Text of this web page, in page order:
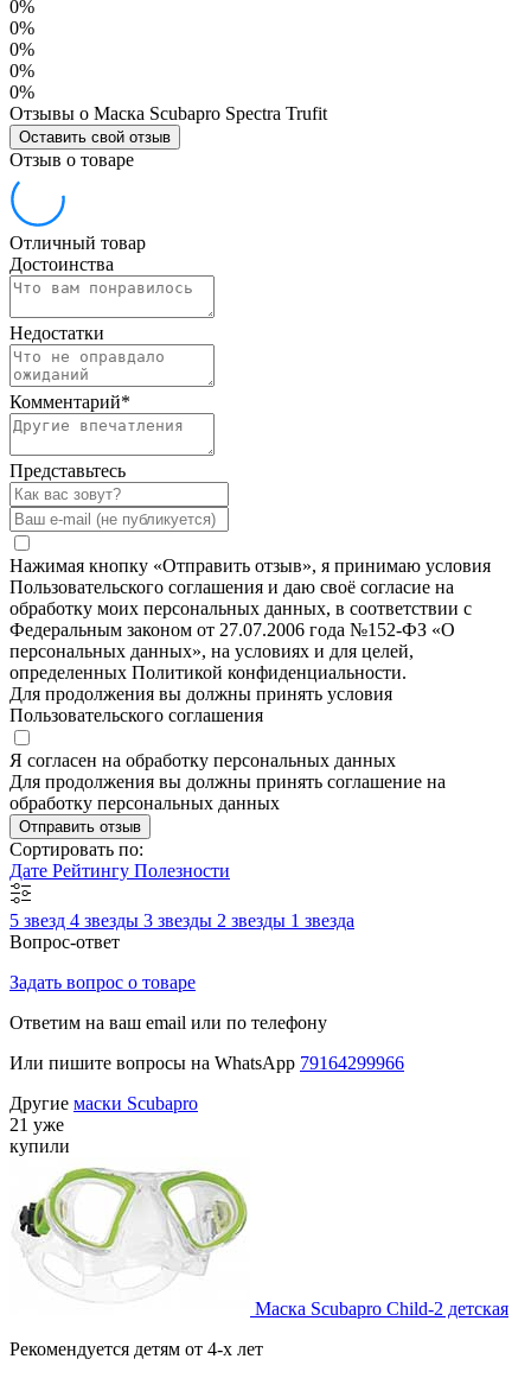
0%
0%
0%
0%
0%
Отзывы о Маска Scubapro Spectra Trufit
Оставить свой отзыв
Отзыв о товаре
Отличный товар
Достоинства
Недостатки
Комментарий*
Представьтесь
Нажимая кнопку «Отправить отзыв», я принимаю условия
Пользовательского соглашения и даю своё согласие на
обработку моих персональных данных, в соответствии с
Федеральным законом от 27.07.2006 года №152-ФЗ «О
персональных данных», на условиях и для целей,
определенных Политикой конфиденциальности.
Для продолжения вы должны принять условия
Пользовательского соглашения
Я согласен на обработку персональных данных
Для продолжения вы должны принять соглашение на
обработку персональных данных
Отправить отзыв
Сортировать по:
Дате Рейтингу Полезности
5 звезд 4 звезды 3 звезды 2 звезды 1 звезда
Вопрос-ответ
Задать вопрос о товаре
Ответим на ваш email или по телефону
Или пишите вопросы на WhatsApp 79164299966
Другие маски Scubapro
21 уже
купили
Маска Scubapro Child-2 детская
Рекомендуется детям от 4-х лет